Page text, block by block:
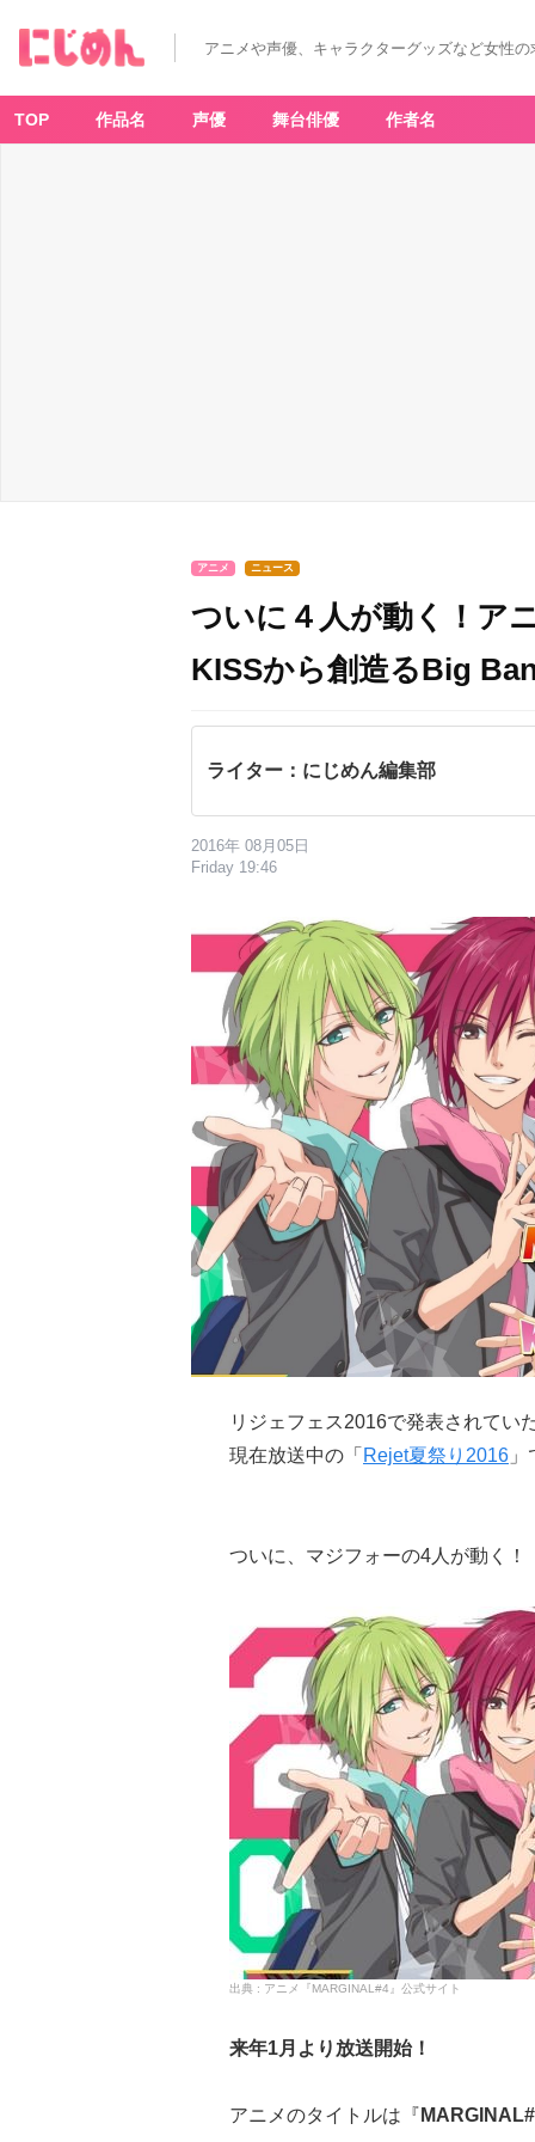
アニメや声優、キャラクターグッズなど女性
TOP 作品名 声優 舞台俳優 作者名
アニメ ニュース
ついに４人が動く！ア
KISSから創造るBig
ライター：にじめん編集部
2016年 08月05日
Friday 19:46
リジェフェス2016で発表されてい
現在放送中の「 Rejet夏祭り2016
ついに、マジフォーの4人が動く！
アニメ『MARGINAL#4』公式サイト
来年1月より放送開始！
アニメのタイトルは『